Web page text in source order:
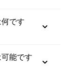
です
能です